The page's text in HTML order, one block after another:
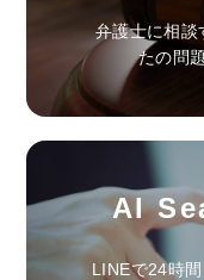
弁護士に相談
たの問
AI
LINEで24時